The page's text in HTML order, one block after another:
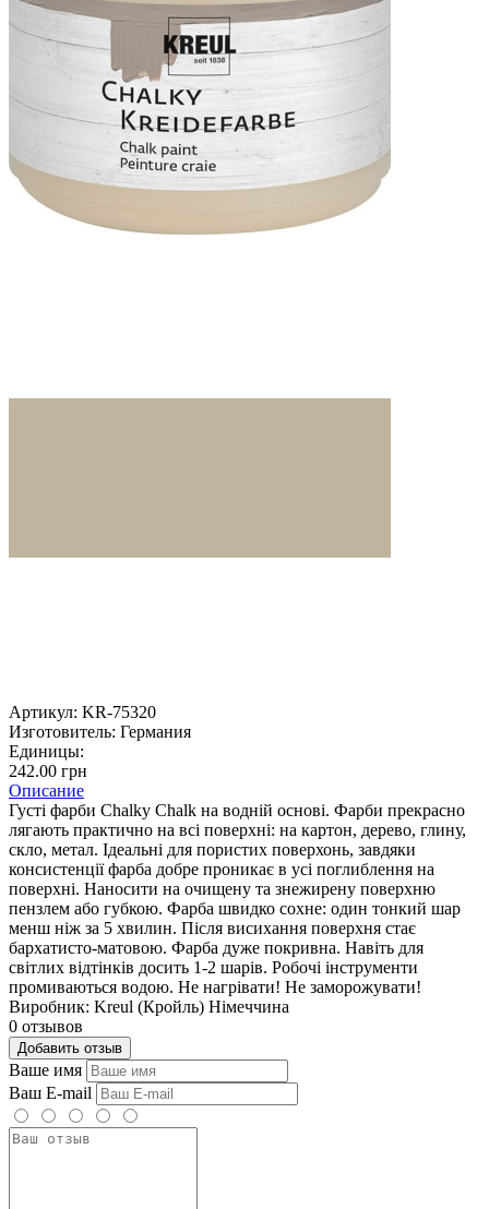
Артикул: KR-75320
Изготовитель: Германия
Единицы:
242.00 грн
Описание
Густі фарби Chalky Chalk на водній основі. Фарби прекрасно
лягають практично на всі поверхні: на картон, дерево, глину,
скло, метал. Ідеальні для пористих поверхонь, завдяки
консистенції фарба добре проникає в усі поглиблення на
поверхні. Наносити на очищену та знежирену поверхню
пензлем або губкою. Фарба швидко сохне: один тонкий шар
менш ніж за 5 хвилин. Після висихання поверхня стає
бархатисто-матовою. Фарба дуже покривна. Навіть для
світлих відтінків досить 1-2 шарів. Робочі інструменти
промиваються водою. Не нагрівати! Не заморожувати!
Виробник: Kreul (Кройль) Німеччина
0 отзывов
Добавить отзыв
Ваше имя
Ваш E-mail